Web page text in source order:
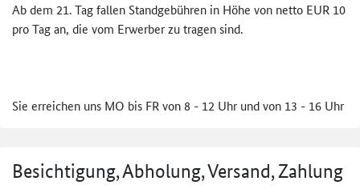
Ab dem 21. Tag fallen Standgebühren in Höhe von netto EUR 10
pro Tag an, die vom Erwerber zu tragen sind.
Sie erreichen uns MO bis FR von 8 - 12 Uhr und von 13 - 16 Uhr
Besichtigung, Abholung, Versand, Zahlung